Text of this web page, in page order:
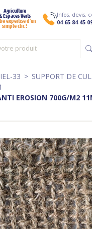
Agriculture
Espaces Verts
expertise d’un
simple clic !
Infos, devis,
04 65 84 45
33
SUPPORT DE
EROSION 700G/M2